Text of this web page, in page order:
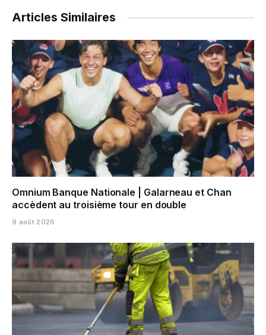
Articles Similaires
Omnium Banque Nationale | Galarneau et Chan
accèdent au troisième tour en double
9 août 2026